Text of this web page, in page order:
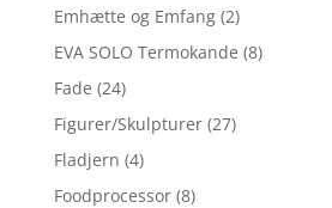
Emhætte og Emfang (2)
EVA SOLO Termokande (8)
Fade (24)
Figurer/Skulpturer (27)
Fladjern (4)
Foodprocessor (8)